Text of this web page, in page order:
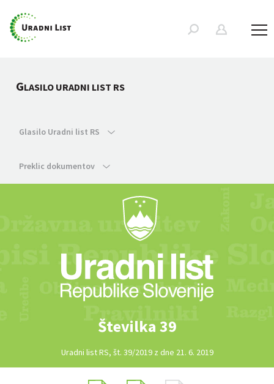
GLASILO URADNI LIST RS
Glasilo Uradni list RS
Preklic dokumentov
Številka 39
Uradni list RS, št. 39/2019 z dne 21. 6. 2019